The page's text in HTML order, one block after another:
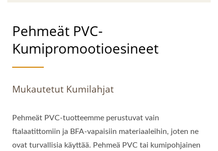
Pehmeät PVC-
Kumipromootioesineet
Mukautetut Kumilahjat
Pehmeät PVC-tuotteemme perustuvat vain
ftalaatittomiin ja BFA-vapaisiin materiaaleihin, joten ne
ovat turvallisia käyttää. Pehmeä PVC tai kumipohjainen